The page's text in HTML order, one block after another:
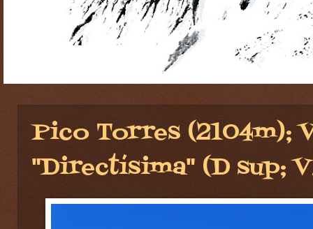
Pico Torres (2104m);
"Directísima" (D sup;